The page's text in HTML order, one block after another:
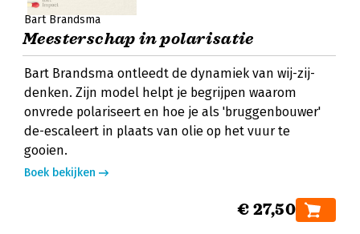
Bart Brandsma
Meesterschap in polarisatie
Bart Brandsma ontleedt de dynamiek van wij-zij-
denken. Zijn model helpt je begrijpen waarom
onvrede polariseert en hoe je als 'bruggenbouwer'
de-escaleert in plaats van olie op het vuur te
gooien.
Boek bekijken
€ 27,50